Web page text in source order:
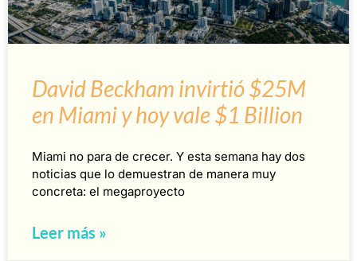
David Beckham invirtió $25M
en Miami y hoy vale $1 Billion
Miami no para de crecer. Y esta semana hay dos
noticias que lo demuestran de manera muy
concreta: el megaproyecto
Leer más »